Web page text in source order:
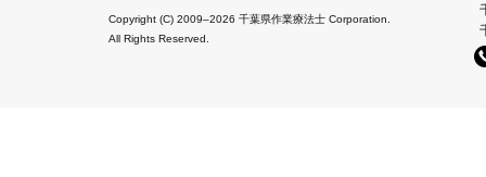
Copyright (C) 2009–2026 千葉県作業療法士 Corporation.
All Rights Reserved.